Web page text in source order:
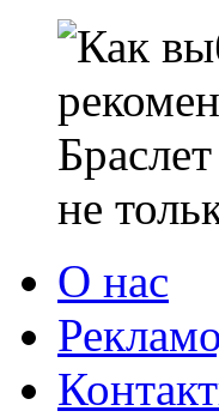
не
О нас